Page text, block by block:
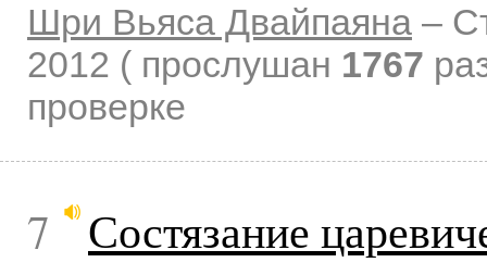
Шри Вьяса Двайпаяна –
2012 ( прослушан 1767
проверке
7 Состязание